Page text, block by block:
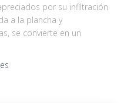
por su infiltración
a la plancha y
se convierte en un